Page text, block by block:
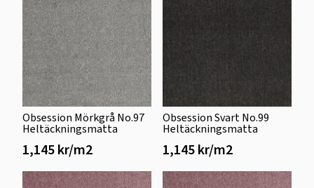
Obsession Mörkgrå No.97
Heltäckningsmatta
1,145 kr/m2
Obsession Svart No.99
Heltäckningsmatta
1,145 kr/m2